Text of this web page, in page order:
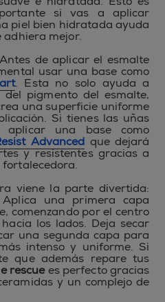
si vas a aplicar
piel bien hidratada ayuda
adhiera mejor.
Antes de aplicar el esmalte
usar una base como
. Esta no solo ayuda a
pigmento del esmalte,
una superficie uniforme
Si tienes las uñas
aplicar una base como
Advanced que dejará
y resistentes gracias a
fortalecedora.
viene la parte divertida:
una primera capa
comenzando por el centro
los lados. Deja secar
una segunda capa para
intenso y uniforme. Si
que además repare tus
rescuees perfecto gracias
y un complejo de